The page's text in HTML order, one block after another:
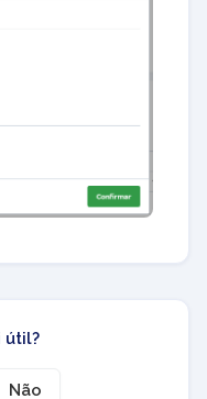
útil?
Não